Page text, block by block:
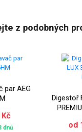
z podobných
par AEG
dnů
Digestoř
od